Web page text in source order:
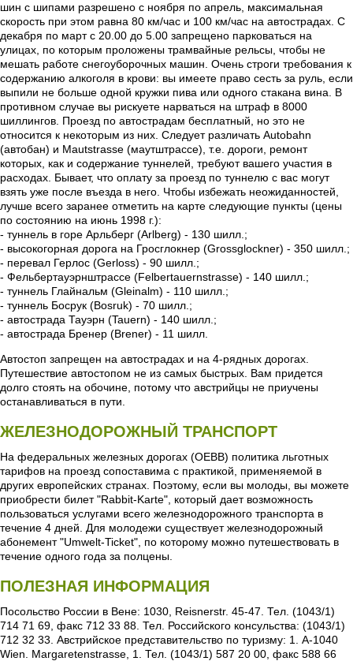
шин с шипами разрешено с ноября по апрель, максимальная
скорость при этом равна 80 км/час и 100 км/час на автострадах. С
декабря по март с 20.00 до 5.00 запрещено парковаться на
улицах, по которым проложены трамвайные рельсы, чтобы не
мешать работе снегоуборочных машин. Очень строги требования к
содержанию алкоголя в крови: вы имеете право сесть за руль, если
выпили не больше одной кружки пива или одного стакана вина. В
противном случае вы рискуете нарваться на штраф в 8000
шиллингов. Проезд по автострадам бесплатный, но это не
относится к некоторым из них. Следует различать Autobahn
(автобан) и Mautstrasse (маутштрассе), т.е. дороги, ремонт
которых, как и содержание туннелей, требуют вашего участия в
расходах. Бывает, что оплату за проезд по туннелю с вас могут
взять уже после въезда в него. Чтобы избежать неожиданностей,
лучше всего заранее отметить на карте следующие пункты (цены
по состоянию на июнь 1998 г.):
- туннель в горе Арльберг (Arlberg) - 130 шилл.;
- высокогорная дорога на Гросглокнер (Grossglockner) - 350 шилл.;
- перевал Герлос (Gerloss) - 90 шилл.;
- Фельбертауэрнштрассе (Felbertauernstrasse) - 140 шилл.;
- туннель Глайнальм (Gleinalm) - 110 шилл.;
- туннель Босрук (Bosruk) - 70 шилл.;
- автострада Тауэрн (Tauern) - 140 шилл.;
- автострада Бренер (Brener) - 11 шилл.
Автостоп запрещен на автострадах и на 4-рядных дорогах.
Путешествие автостопом не из самых быстрых. Вам придется
долго стоять на обочине, потому что австрийцы не приучены
останавливаться в пути.
ЖЕЛЕЗНОДОРОЖНЫЙ ТРАНСПОРТ
На федеральных железных дорогах (ОЕВВ) политика льготных
тарифов на проезд сопоставима с практикой, применяемой в
других европейских странах. Поэтому, если вы молоды, вы можете
приобрести билет "Rabbit-Karte", который дает возможность
пользоваться услугами всего железнодорожного транспорта в
течение 4 дней. Для молодежи существует железнодорожный
абонемент "Umwelt-Ticket", по которому можно путешествовать в
течение одного года за полцены.
ПОЛЕЗНАЯ ИНФОРМАЦИЯ
Посольство России в Вене: 1030, Reisnerstr. 45-47. Тел. (1043/1)
714 71 69, факс 712 33 88. Тел. Российского консульства: (1043/1)
712 32 33. Австрийское представительство по туризму: 1. А-1040
Wien. Margaretenstrasse, 1. Тел. (1043/1) 587 20 00, факс 588 66